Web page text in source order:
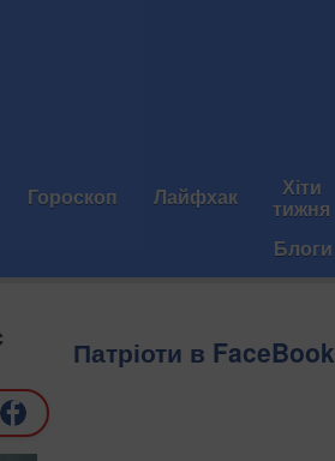
Гороскоп Лайфхак Хіти
тижня
Блоги
Патріоти в FaceBook